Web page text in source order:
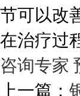
节可以改
在治疗过
咨询专家
上一篇：